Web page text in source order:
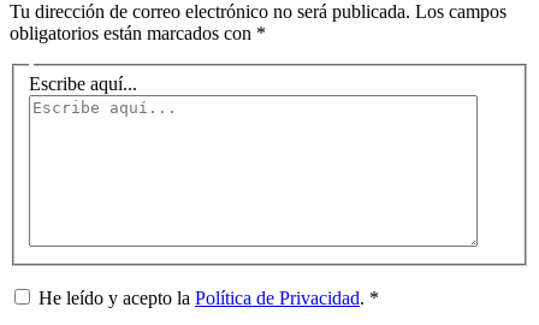
Tu dirección de correo electrónico no será publicada. Los campos
obligatorios están marcados con *
Escribe aquí...
He leído y acepto la Política de Privacidad. *